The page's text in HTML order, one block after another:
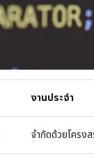
งานประจำ
จำกัดด้วยโครง